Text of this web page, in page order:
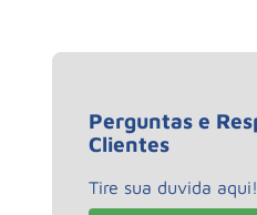
Perguntas e
Clientes
Tire sua duvida aqui!